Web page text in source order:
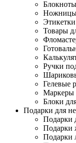
Блокноты
Товары
Ручки
Гелевые
Маркеры
Блоки
Подарки для
Подарки
Подарки
Подарки